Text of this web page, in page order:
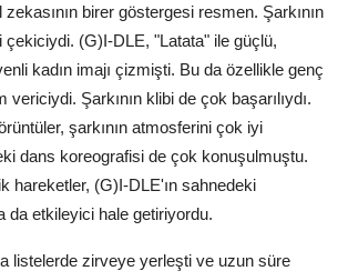
birer göstergesi resmen. Şarkının
çekiciydi. (G)I-DLE, "Latata" ile güçlü,
kadın imajı çizmişti. Bu da özellikle genç
vericiydi. Şarkının klibi de çok başarılıydı.
şarkının atmosferini çok iyi
dans koreografisi de çok konuşulmuştu.
hareketler, (G)I-DLE'ın sahnedeki
da etkileyici hale getiriyordu.
listelerde zirveye yerleşti ve uzun süre